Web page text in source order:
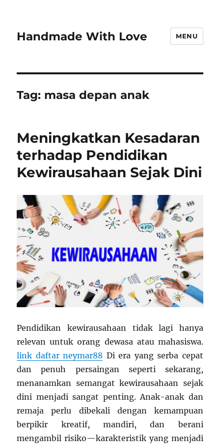
Handmade With Love MENU
Tag: masa depan anak
Meningkatkan Kesadaran
terhadap Pendidikan
Kewirausahaan Sejak Dini
Pendidikan kewirausahaan tidak lagi hanya
relevan untuk orang dewasa atau mahasiswa.
link daftar neymar88 Di era yang serba cepat
dan penuh persaingan seperti sekarang,
menanamkan semangat kewirausahaan sejak
dini menjadi sangat penting. Anak-anak dan
remaja perlu dibekali dengan kemampuan
berpikir kreatif, mandiri, dan berani
mengambil risiko—karakteristik yang menjadi